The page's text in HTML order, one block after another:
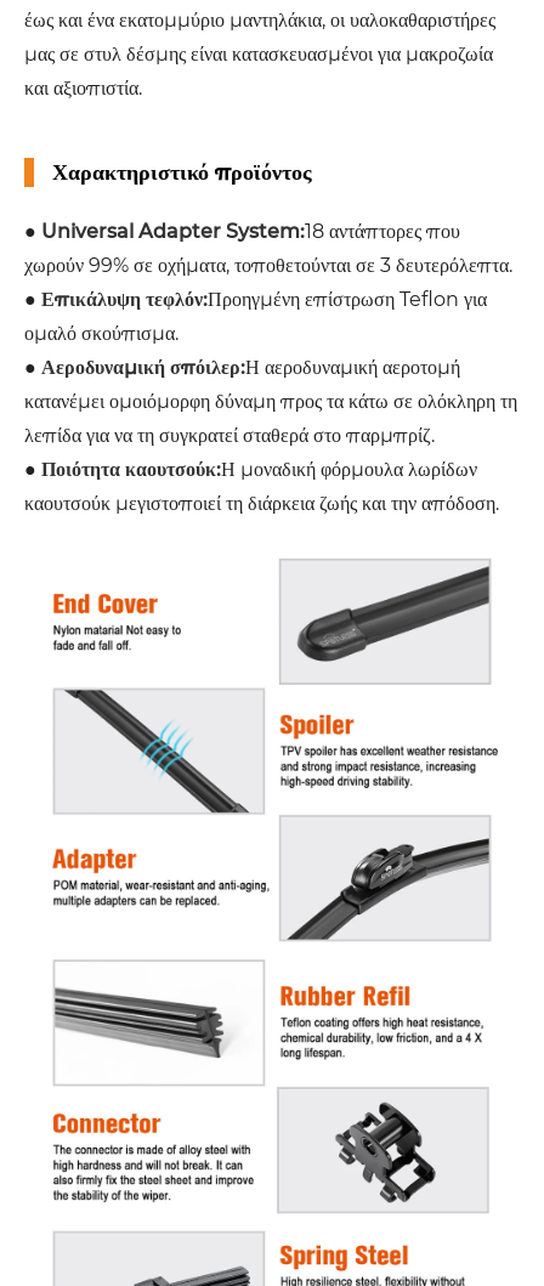
έως και ένα εκατομμύριο μαντηλάκια, οι υαλοκαθαριστήρες
μας σε στυλ δέσμης είναι κατασκευασμένοι για μακροζωία
και αξιοπιστία.
Χαρακτηριστικό προϊόντος
● Universal Adapter System:18 αντάπτορες που
χωρούν 99% σε οχήματα, τοποθετούνται σε 3 δευτερόλεπτα.
● Επικάλυψη τεφλόν:Προηγμένη επίστρωση Teflon για
ομαλό σκούπισμα.
● Αεροδυναμική σπόιλερ:Η αεροδυναμική αεροτομή
κατανέμει ομοιόμορφη δύναμη προς τα κάτω σε ολόκληρη τη
λεπίδα για να τη συγκρατεί σταθερά στο παρμπρίζ.
● Ποιότητα καουτσούκ:Η μοναδική φόρμουλα λωρίδων
καουτσούκ μεγιστοποιεί τη διάρκεια ζωής και την απόδοση.